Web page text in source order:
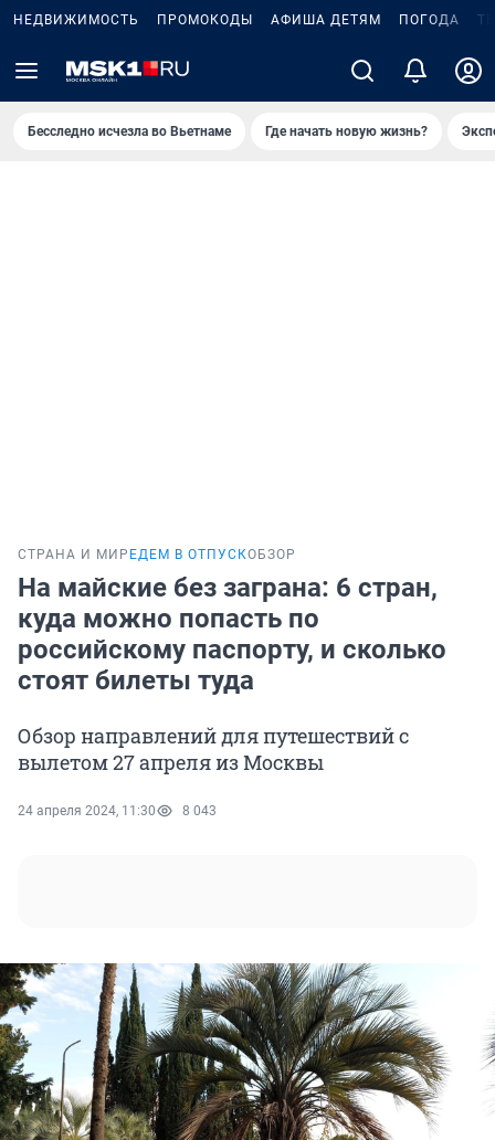
НЕДВИЖИМОСТЬ ПРОМОКОДЫ АФИША ДЕТЯМ ПОГОДА
Бесследно исчезла во Вьетнаме Где начать новую жизнь?
СТРАНА И МИР ЕДЕМ В ОТПУСКОБЗОР
На майские без заграна: 6 стран,
куда можно попасть по
российскому паспорту, и сколько
стоят билеты туда
Обзор направлений для путешествий с
вылетом 27 апреля из Москвы
24 апреля 2024, 11:30 8 043